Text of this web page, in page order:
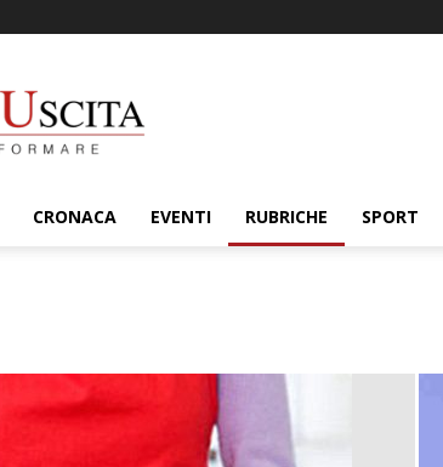
CRONACA EVENTI RUBRICHE SPORT